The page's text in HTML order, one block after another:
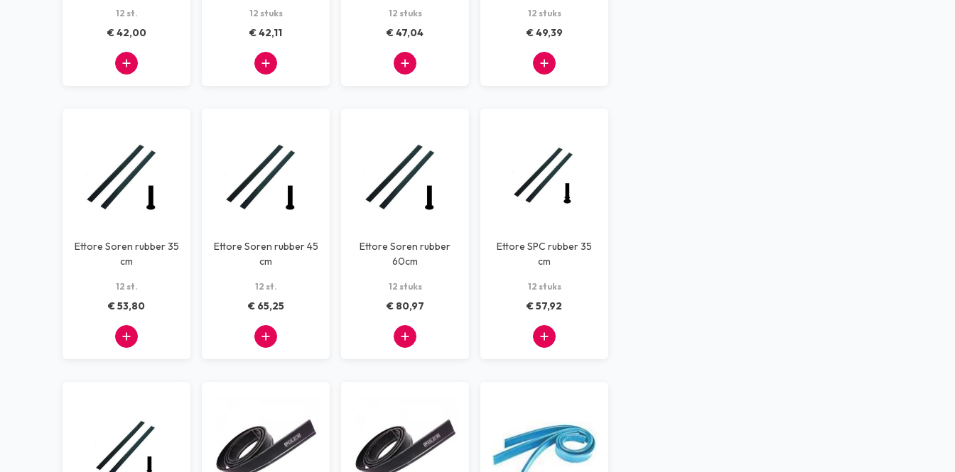
Dispensers
Machines
12 st.
€ 42,00
12 stuks
€ 42,11
12 stuks
€ 47,04
12 stuks
€ 49,39
Ettore Soren rubber 35
cm
12 st.
€ 53,80
Ettore Soren rubber 45
cm
12 st.
€ 65,25
Ettore Soren rubber
60cm
12 stuks
€ 80,97
Ettore SPC rubber 35
cm
12 stuks
€ 57,92